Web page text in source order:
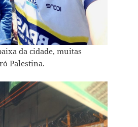
da cidade, muitas
Palestina.